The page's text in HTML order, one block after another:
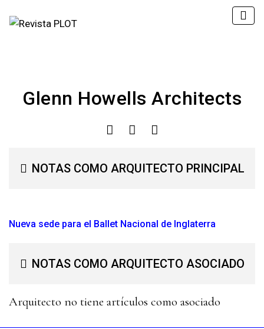
Glenn Howells Architects
NOTAS COMO ARQUITECTO PRINCIPAL
Nueva sede para el Ballet Nacional de Inglaterra
NOTAS COMO ARQUITECTO ASOCIADO
Arquitecto no tiene artículos como asociado